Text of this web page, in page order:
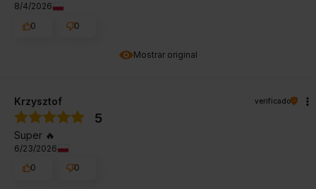
Mostrar original
8/4/2026
0
0
Krzysztof verificado
5
Super 🔥
6/23/2026
0
0